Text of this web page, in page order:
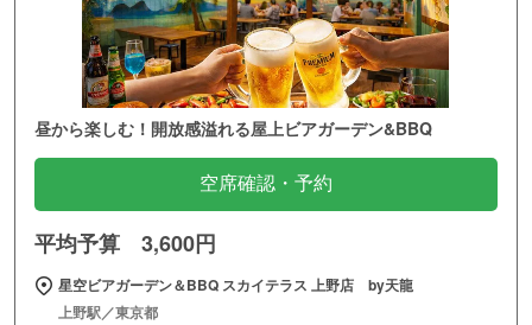
昼から楽しむ！開放感溢れる屋上ビアガーデン&BBQ
空席確認・予約
平均予算 3,600円
星空ビアガーデン＆BBQ スカイテラス 上野店 by天龍
上野駅／東京都